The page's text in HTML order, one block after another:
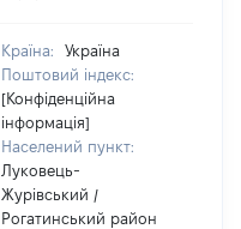
Країна:
Україна
Поштовий індекс:
[Конфіденційна
інформація]
Населений пункт:
Луковець-
Журівський /
Рогатинський район